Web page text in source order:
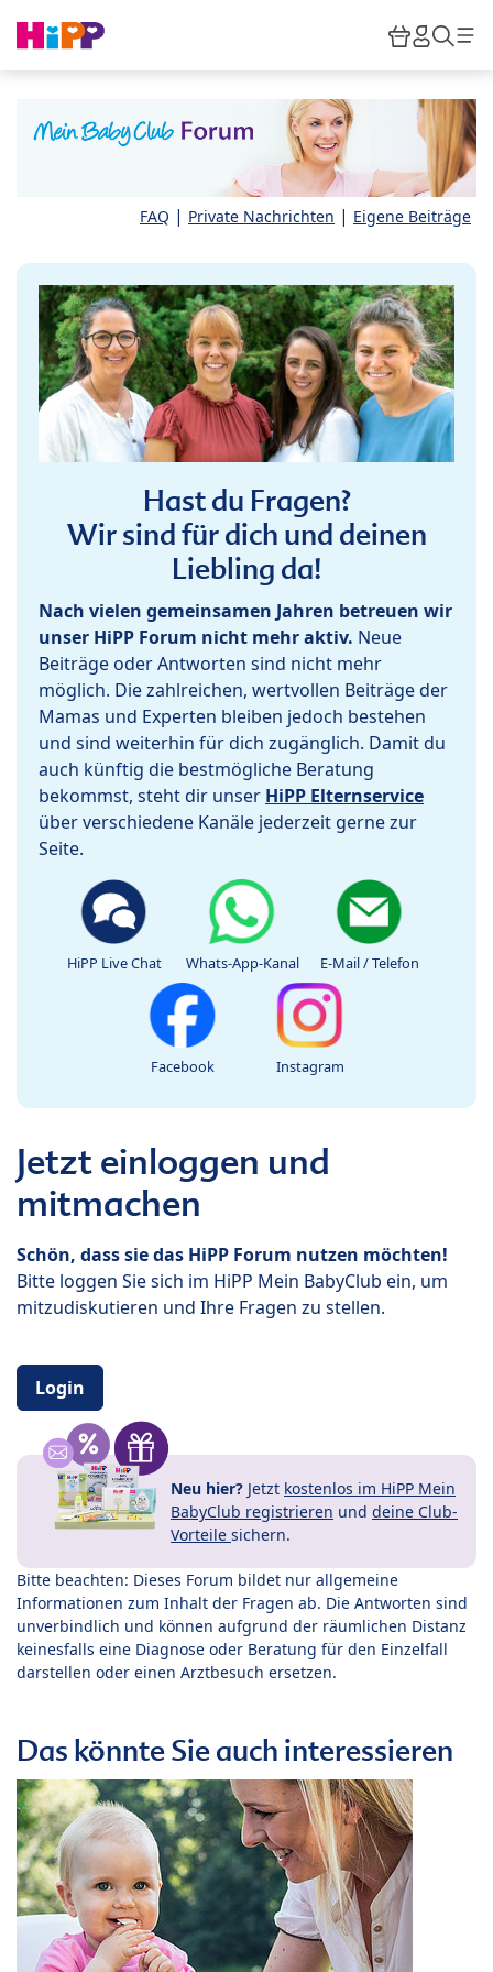
HiPP
FAQ | Private Nachrichten | Eigene Beiträge
Hast du Fragen?
Wir sind für dich und deinen
Liebling da!
Nach vielen gemeinsamen Jahren betreuen wir
unser HiPP Forum nicht mehr aktiv. Neue
Beiträge oder Antworten sind nicht mehr
möglich. Die zahlreichen, wertvollen Beiträge der
Mamas und Experten bleiben jedoch bestehen
und sind weiterhin für dich zugänglich. Damit du
auch künftig die bestmögliche Beratung
bekommst, steht dir unser HiPP Elternservice
über verschiedene Kanäle jederzeit gerne zur
Seite.
HiPP Live Chat Whats-App-Kanal E-Mail / Telefon
Facebook Instagram
Jetzt einloggen und
mitmachen
Schön, dass sie das HiPP Forum nutzen möchten!
Bitte loggen Sie sich im HiPP Mein BabyClub ein, um
mitzudiskutieren und Ihre Fragen zu stellen.
Login
Neu hier? Jetzt kostenlos im HiPP Mein
BabyClub registrieren und deine Club-
Vorteile sichern.
Bitte beachten: Dieses Forum bildet nur allgemeine
Informationen zum Inhalt der Fragen ab. Die Antworten sind
unverbindlich und können aufgrund der räumlichen Distanz
keinesfalls eine Diagnose oder Beratung für den Einzelfall
darstellen oder einen Arztbesuch ersetzen.
Das könnte Sie auch interessieren